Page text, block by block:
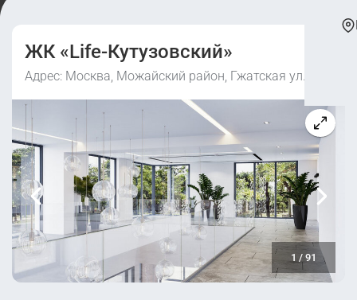
ЖК «Life-Кутузовский»
Адрес: Москва, Можайский район, Гжатская ул., 9
1 / 91